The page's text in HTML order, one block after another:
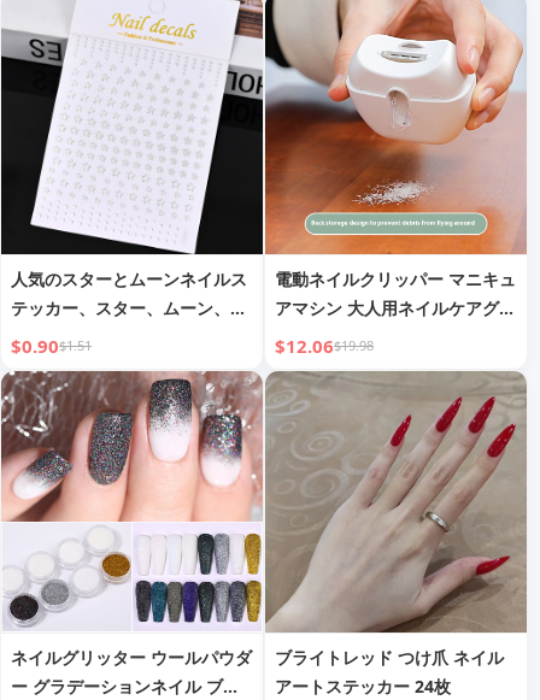
人気のスターとムーンネイルス
テッカー、スター、ムーン、
羽、翼のデザイン。バックアド
hesiveセルフアドhesiveネイル
アートデコレーションデカール
$0.90$1.51
電動ネイルクリッパー マニキュ
アマシン 大人用ネイルケアグラ
インダー
$12.06$19.98
ネイルグリッター ウールパウダ
ー グラデーションネイル ブー
ブライトレッド つけ爪 ネイル
アートステッカー 24枚